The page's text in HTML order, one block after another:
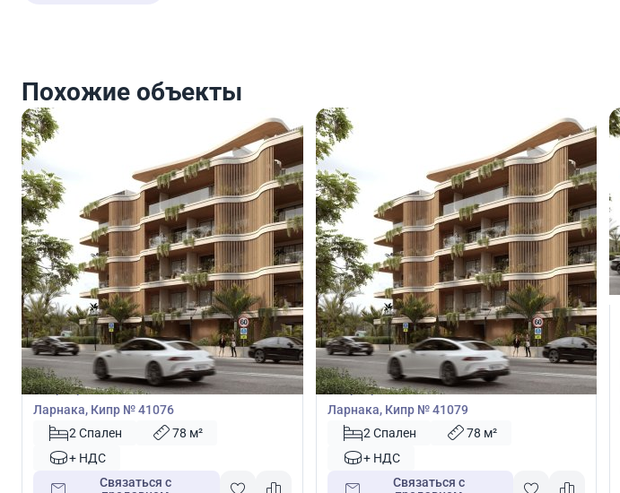
Похожие объекты
€279 000
Квартира
Квартира с 2 спальнями в Ливадия,
Ларнака, Кипр № 41076
2 Спален
78 м²
+ НДС
Связаться с
€279 000
Квартира
Квартира с 2 спальнями в Ливадия,
Ларнака, Кипр № 41079
2 Спален
78 м²
+ НДС
Связаться с